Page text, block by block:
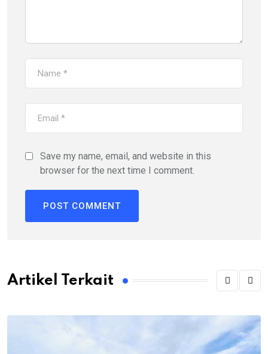
Save my name, email, and website in this
browser for the next time I comment.
Artikel Terkait